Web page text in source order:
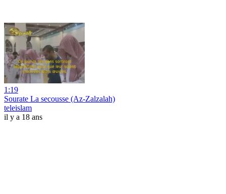
1:19
Sourate La secousse (Az-Zalzalah)
teleislam
il y a 18 ans